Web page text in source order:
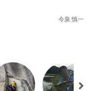
今泉 慎一